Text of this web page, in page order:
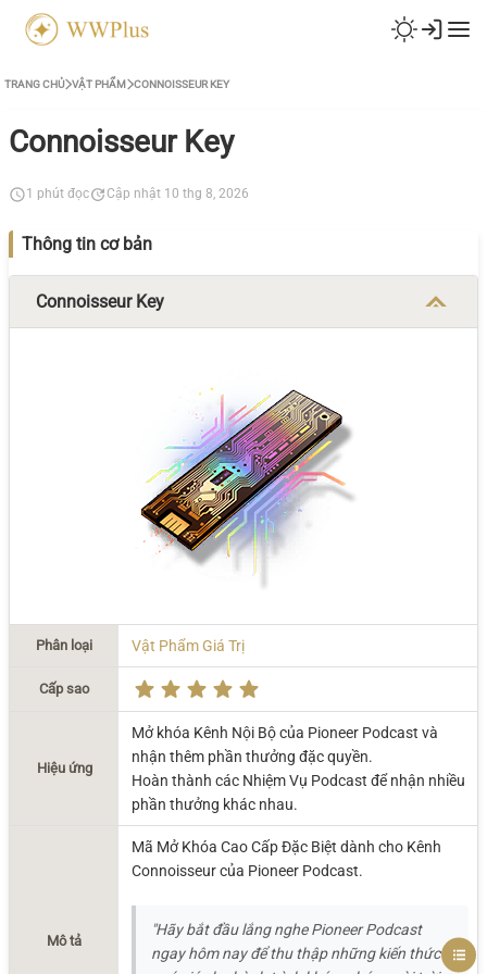
TRANG CHỦ VẬT PHẨM CONNOISSEUR KEY
Connoisseur Key
1 phút đọc Cập nhật 10 thg 8, 2026
Thông tin cơ bản
Connoisseur Key
Phân loại Vật Phẩm Giá Trị
Cấp sao
Hiệu ứng
Mở khóa Kênh Nội Bộ của Pioneer Podcast và
nhận thêm phần thưởng đặc quyền.
Hoàn thành các Nhiệm Vụ Podcast để nhận nhiều
phần thưởng khác nhau.
Mô tả
Mã Mở Khóa Cao Cấp Đặc Biệt dành cho Kênh
Connoisseur của Pioneer Podcast.
"Hãy bắt đầu lắng nghe Pioneer Podcast
ngay hôm nay để thu thập những kiến thức